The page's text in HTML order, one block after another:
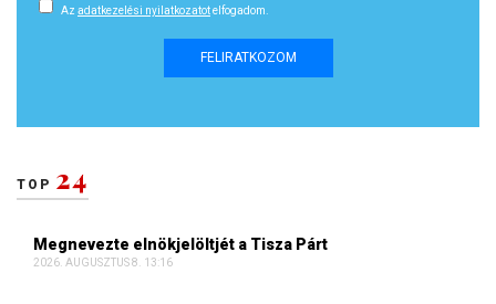
Az adatkezelési nyilatkozatotelfogadom.
FELIRATKOZOM
TOP 24
Megnevezte elnökjelöltjét a Tisza Párt
2026. AUGUSZTUS 8. 13:16